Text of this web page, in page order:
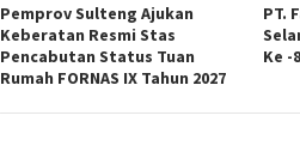
Pemprov Sulteng Ajukan
Keberatan Resmi Stas
Pencabutan Status Tuan
Rumah FORNAS IX Tahun 2027
PT.
Ke -